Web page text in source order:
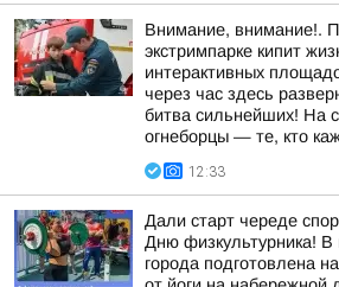
Внимание, внимание!.
экстримпарке кипит
интерактивных
через час здесь
битва сильнейших! На
огнеборцы — те, кто
12:33
Дали старт череде
Дню физкультурника!
города подготовлена